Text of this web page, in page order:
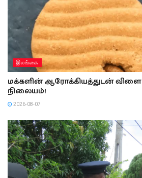
இலங்கை
மக்களின் ஆரோக்கியத்துடன்
நிலையம்!
2026-08-07